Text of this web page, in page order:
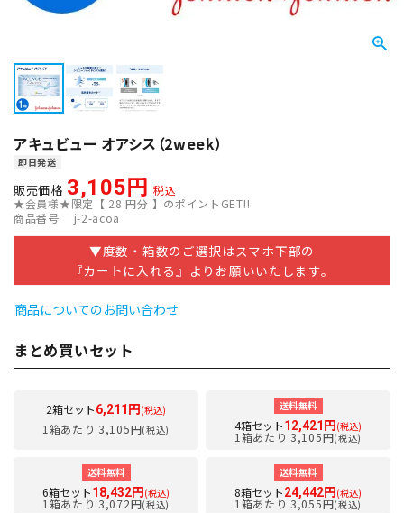
アキュビュー オアシス（2week）
即日発送
販売価格 3,105
税込
★会員様★限定【 28 円分 】のポイントGET!!
商品番号
j-2-acoa
▼度数・箱数のご選択はスマホ下部の
『カートに入れる』よりお願いいたします。
商品についてのお問い合わせ
まとめ買いセット
2箱セット6,211円 (税込)
1箱あたり 3,105円(税込)
送料無料
4箱セット12,421円 (税込)
1箱あたり 3,105円(税込)
送料無料
6箱セット18,432円 (税込)
1箱あたり 3,072円(税込)
送料無料
8箱セット24,442円 (税込)
1箱あたり 3,055円(税込)